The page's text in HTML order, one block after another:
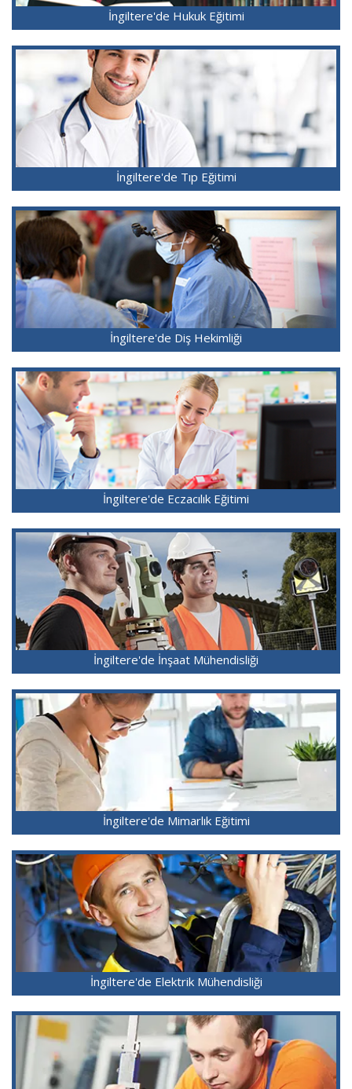
İngiltere'de Hukuk Eğitimi
İngiltere'de Tıp Eğitimi
İngiltere'de Diş Hekimliği
İngiltere'de Eczacılık Eğitimi
İngiltere'de İnşaat Mühendisliği
İngiltere'de Mimarlık Eğitimi
İngiltere'de Elektrik Mühendisliği